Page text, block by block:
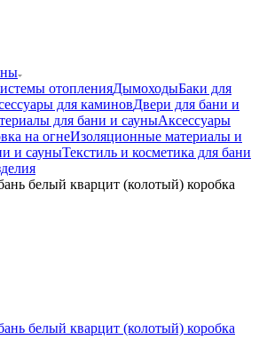
отопленияДымоходыБаки для
для каминовДвери для бани и
для бани и сауныАксессуары
на огнеИзоляционные материалы и
и сауныТекстиль и косметика для бани
белый кварцит (колотый) коробка